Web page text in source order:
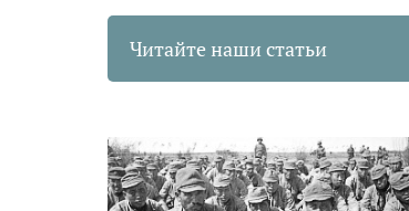
Читайте наши статьи